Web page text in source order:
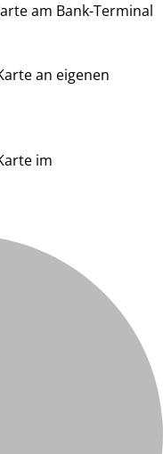
am Bank-Terminal
an eigenen
im